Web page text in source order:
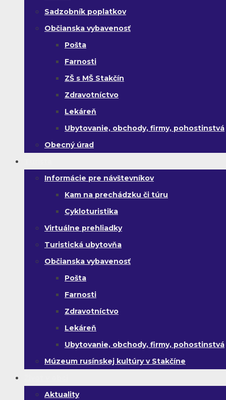
Sadzobník poplatkov
Občianska vybavenosť
Pošta
Farnosti
ZŠ s MŠ Stakčín
Zdravotníctvo
Lekáreň
Ubytovanie, obchody, firmy, pohostinstvá
Obecný úrad
Informácie pre návštevníkov
Kam na prechádzku či túru
Cykloturistika
Virtuálne prehliadky
Turistická ubytovňa
Občianska vybavenosť
Pošta
Farnosti
Zdravotníctvo
Lekáreň
Ubytovanie, obchody, firmy, pohostinstvá
Múzeum rusínskej kultúry v Stakčíne
Aktuality